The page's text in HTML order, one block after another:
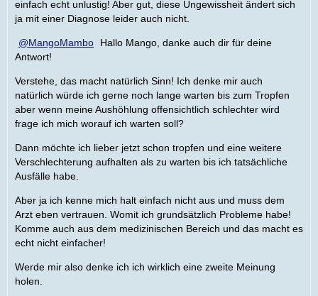
einfach echt unlustig! Aber gut, diese Ungewissheit ändert sich
ja mit einer Diagnose leider auch nicht.
MangoMambo
Hallo Mango, danke auch dir für deine
Antwort!
Verstehe, das macht natürlich Sinn! Ich denke mir auch
natürlich würde ich gerne noch lange warten bis zum Tropfen
aber wenn meine Aushöhlung offensichtlich schlechter wird
frage ich mich worauf ich warten soll?
Dann möchte ich lieber jetzt schon tropfen und eine weitere
Verschlechterung aufhalten als zu warten bis ich tatsächliche
Ausfälle habe.
Aber ja ich kenne mich halt einfach nicht aus und muss dem
Arzt eben vertrauen. Womit ich grundsätzlich Probleme habe!
Komme auch aus dem medizinischen Bereich und das macht es
echt nicht einfacher!
Werde mir also denke ich ich wirklich eine zweite Meinung
holen.